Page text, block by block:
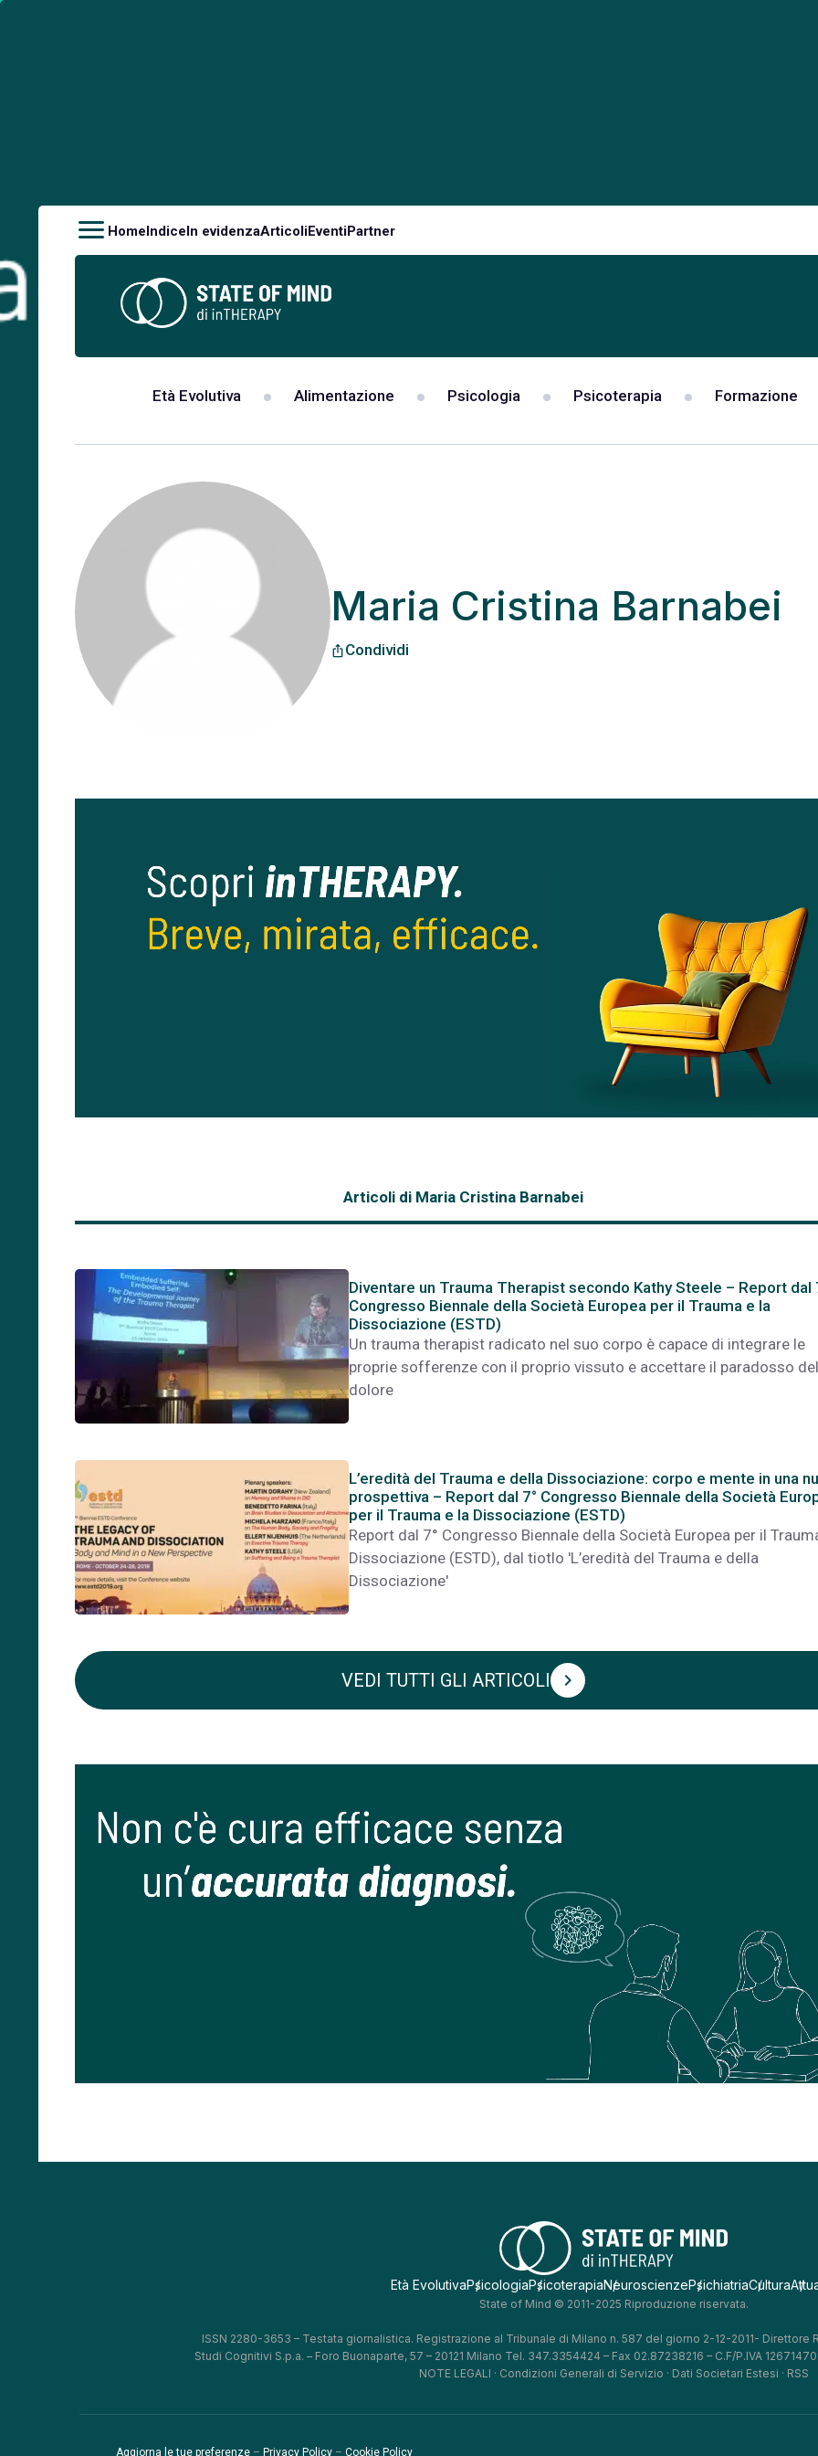
HomeIndiceIn evidenzaArticoliEventiPartner
Età Evolutiva Alimentazione Psicologia Psicoterapia Formazione
Maria Cristina Barnabei
ios_shareCondividi
Articoli di Maria Cristina Barnabei
Diventare un Trauma Therapist secondo Kathy Steele – Report dal
Congresso Biennale della Società Europea per il Trauma e la
Dissociazione (ESTD)
Un trauma therapist radicato nel suo corpo è capace di integrare le
proprie sofferenze con il proprio vissuto e accettare il paradosso del
dolore
L’eredità del Trauma e della Dissociazione: corpo e mente in una
prospettiva – Report dal 7° Congresso Biennale della Società
per il Trauma e la Dissociazione (ESTD)
Report dal 7° Congresso Biennale della Società Europea per il
Dissociazione (ESTD), dal tiotlo 'L’eredità del Trauma e della
Dissociazione'
VEDI TUTTI GLI ARTICOLI chevron_right
Età EvolutivaPsicologiaPsicoterapiaNeuroscienzePsichiatriaCultura
State of Mind © 2011-2025 Riproduzione riservata.
ISSN 2280-3653 – Testata giornalistica. Registrazione al Tribunale di Milano n. 587 del giorno 2-12-2011- Direttore
Studi Cognitivi S.p.a. – Foro Buonaparte, 57 – 20121 Milano Tel. 347.3354424 – Fax 02.87238216 – C.F/P.IVA
NOTE LEGALI · Condizioni Generali di Servizio · Dati Societari Estesi · RSS
Aggiorna le tue preferenze – Privacy Policy – Cookie Policy